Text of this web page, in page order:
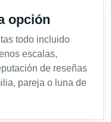
opción
todo incluido
escalas,
de reseñas
pareja o luna de